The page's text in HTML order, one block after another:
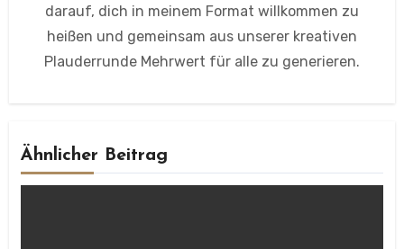
darauf, dich in meinem Format willkommen zu
heißen und gemeinsam aus unserer kreativen
Plauderrunde Mehrwert für alle zu generieren.
Ähnlicher Beitrag